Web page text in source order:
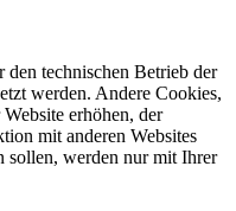
technischen Betrieb der
werden. Andere Cookies,
erhöhen, der
mit anderen Websites
sollen, werden nur mit Ihrer